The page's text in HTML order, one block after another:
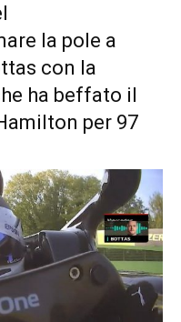
la pole a
con la
ha beffato il
per 97